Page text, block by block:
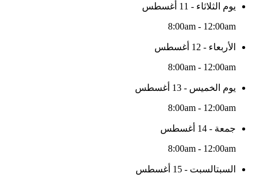
يوم الثلاثاء - 11 أغسطس
8:00am - 12:00am
الأربعاء - 12 أغسطس
8:00am - 12:00am
يوم الخميس - 13 أغسطس
8:00am - 12:00am
جمعة - 14 أغسطس
8:00am - 12:00am
السبتالسبت - 15 أغسطس